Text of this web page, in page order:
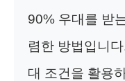
90% 우대를 받
렴한 방법입니
대 조건을 활용